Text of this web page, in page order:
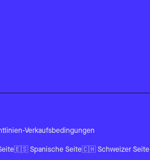
-Verkaufsbedingungen
🇪🇸 Spanische Seite🇨🇭 Schweizer Seite